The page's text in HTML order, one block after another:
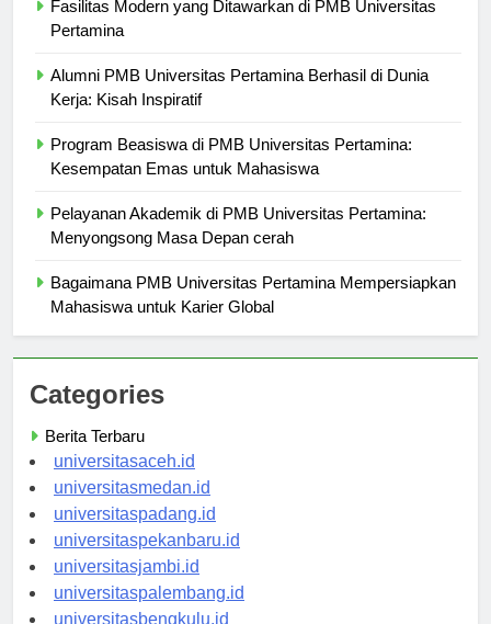
Fasilitas Modern yang Ditawarkan di PMB Universitas
Alumni PMB Universitas Pertamina Berhasil di Dunia
Program Beasiswa di PMB Universitas Pertamina:
Pelayanan Akademik di PMB Universitas Pertamina:
Bagaimana PMB Universitas Pertamina Mempersiapkan
Categories
Berita Terbaru
universitasaceh.id
universitasmedan.id
universitaspadang.id
universitaspekanbaru.id
universitasjambi.id
universitaspalembang.id